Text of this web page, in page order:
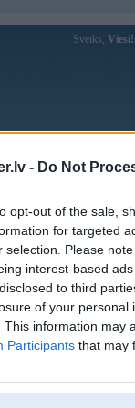
- Do Not
opt-out of the sale,
for targeted
selection. Please
interest-based
to third
of your personal
This information may
Participants that may
Sveiks, Viesi!
Forums Galerijas
Lietotāja
Lietotājvārds:
Ziņojumi